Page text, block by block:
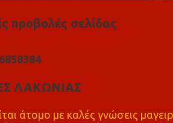
προβολές σελίδας
6858384
ΛΑΚΩΝΙΑΣ
άτομο με καλές γνώσεις